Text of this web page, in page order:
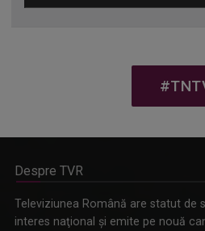
prin piesa „Ultima oră”, o
Despre TVR
Televiziunea Română are statut de
interes naţional şi emite pe nouă